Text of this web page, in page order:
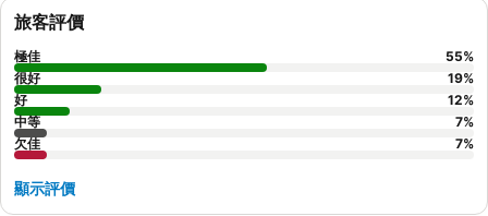
旅客評價
極佳 55%
很好
19%
好
12%
中等
7%
欠佳
7%
顯示評價